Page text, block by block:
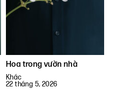
Hoa trong vườn nhà
Khác
22 tháng 5, 2026